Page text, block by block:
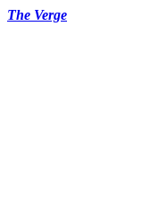
The Verge